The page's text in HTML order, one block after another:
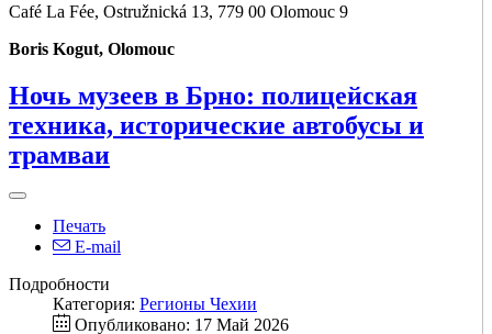
Café La Fée, Ostružnická 13, 779 00 Olomouc 9
Boris Kogut, Olomouc
Ночь музеев в Брно: полицейская
техника, исторические автобусы и
трамваи
Печать
E-mail
Подробности
Категория: Регионы Чехии
Опубликовано: 17 Май 2026